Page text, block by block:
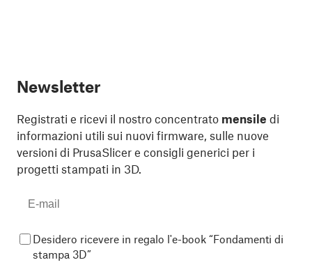
Newsletter
Registrati e ricevi il nostro concentrato mensile di
informazioni utili sui nuovi firmware, sulle nuove
versioni di PrusaSlicer e consigli generici per i
progetti stampati in 3D.
Desidero ricevere in regalo l'e-book “Fondamenti di
stampa 3D”